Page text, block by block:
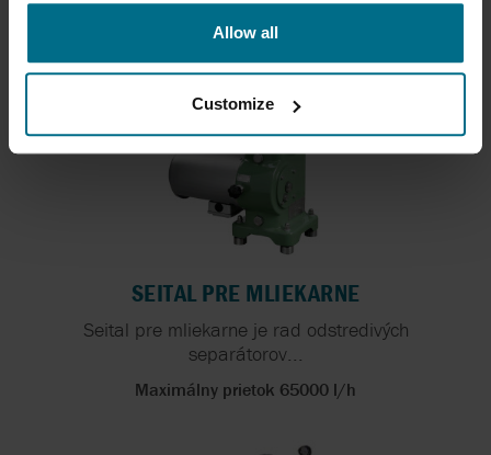
Allow all
Customize
SEITAL PRE MLIEKARNE
Seital pre mliekarne je rad odstredivých
separátorov...
Maximálny prietok 65000 l/h